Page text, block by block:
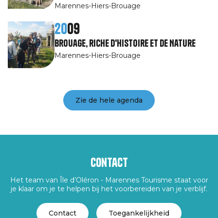
Marennes-Hiers-Brouage
2009
Brouage, riche d'Histoire et de Nature
Marennes-Hiers-Brouage
Zie de hele agenda
Contact
Het team van Île d’Oléron - Marennes Tourisme staat voor
je klaar om je te helpen bij het voorbereiden van je verblijf.
Contact Toegankelijkheid